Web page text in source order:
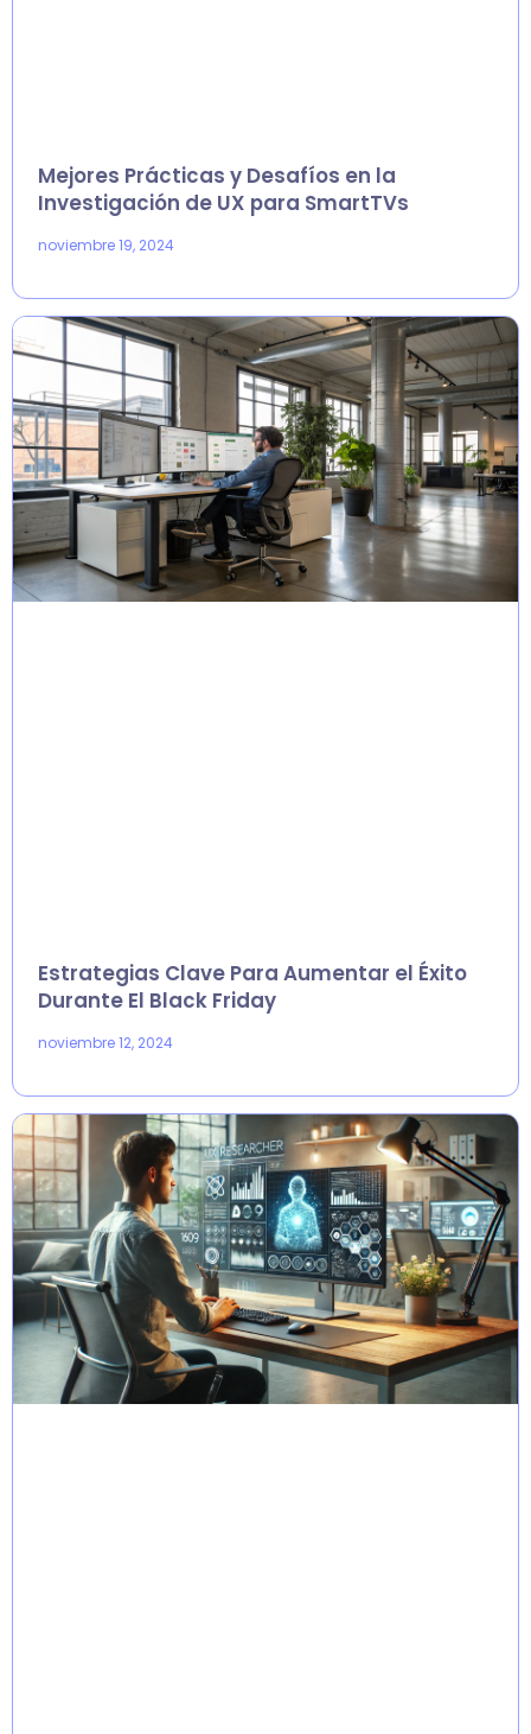
Mejores Prácticas y Desafíos en la
Investigación de UX para SmartTVs
noviembre 19, 2024
Estrategias Clave Para Aumentar el Éxito
Durante El Black Friday
noviembre 12, 2024